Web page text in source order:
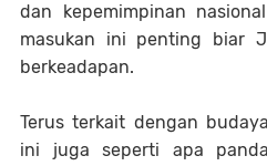
dan kepemimpinan
masukan ini penting biar
berkeadapan.
Terus terkait dengan
ini juga seperti apa